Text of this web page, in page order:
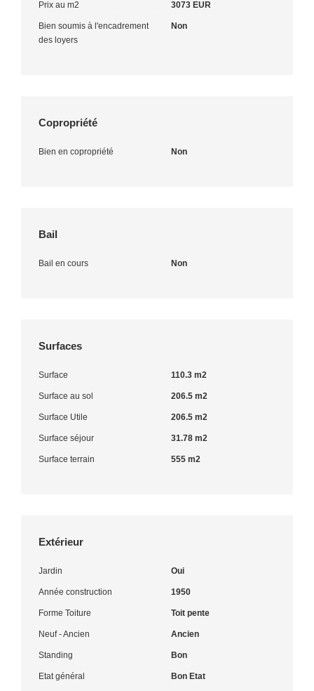
Prix au m2 3073 EUR
Bien soumis à l'encadrement
des loyers
Non
Copropriété
Bien en copropriété Non
Bail
Bail en cours Non
Surfaces
Surface 110.3 m2
Surface au sol 206.5 m2
Surface Utile 206.5 m2
Surface séjour 31.78 m2
Surface terrain 555 m2
Extérieur
Jardin Oui
Année construction 1950
Forme Toiture Toit pente
Neuf - Ancien Ancien
Standing Bon
Etat général Bon Etat